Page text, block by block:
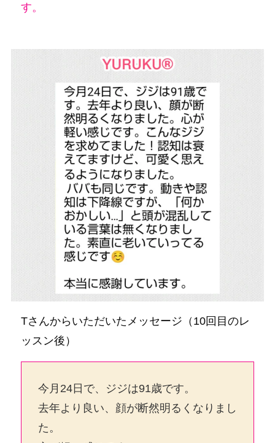
す。
Tさんからいただいたメッセージ（10回目のレ
ッスン後）
今月24日で、ジジは91歳です。
去年より良い、顔が断然明るくなりまし
た。